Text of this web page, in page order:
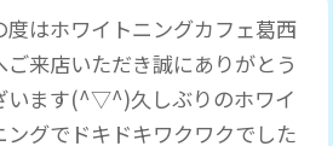
度はホワイトニングカフェ葛西
ご来店いただき誠にありがとう
います(^▽^)久しぶりのホワイ
ングでドキドキワクワクでした